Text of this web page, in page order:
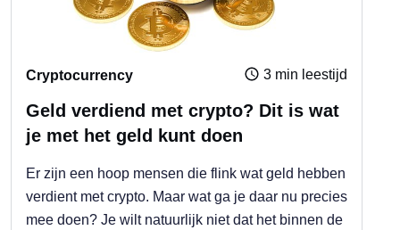
Cryptocurrency 3 min leestijd
Geld verdiend met crypto? Dit is wat
je met het geld kunt doen
Er zijn een hoop mensen die flink wat geld hebben
verdient met crypto. Maar wat ga je daar nu precies
mee doen? Je wilt natuurlijk niet dat het binnen de